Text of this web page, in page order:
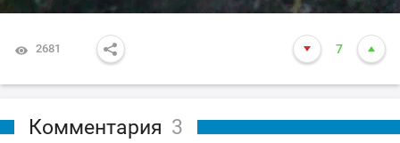
2681 7
Комментария 3